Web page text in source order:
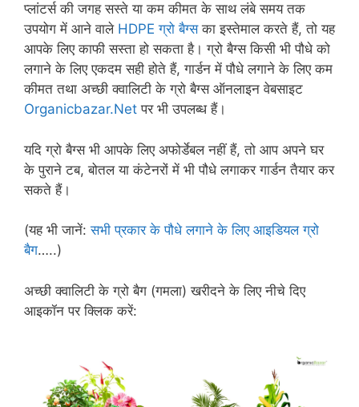
प्लांटर्स की जगह सस्ते या कम कीमत के साथ लंबे समय तक
उपयोग में आने वाले HDPE ग्रो बैग्सका इस्तेमाल करते हैं, तो यह
आपके लिए काफी सस्ता हो सकता है। ग्रो बैग्स किसी भी पौधे को
लगाने के लिए एकदम सही होते हैं, गार्डन में पौधे लगाने के लिए कम
कीमत तथा अच्छी क्वालिटी के ग्रो बैग्स ऑनलाइन वेबसाइट
Organicbazar.Net पर भी उपलब्ध हैं।
यदि ग्रो बैग्स भी आपके लिए अफोर्डेबल नहीं हैं, तो आप अपने घर
के पुराने टब, बोतल या कंटेनरों में भी पौधे लगाकर गार्डन तैयार कर
सकते हैं।
(यह भी जानें:सभी प्रकार के पौधे लगाने के लिए आइडियल ग्रो
बैग…..)
अच्छी क्वालिटी के ग्रो बैग (गमला) खरीदने के लिए नीचे दिए
आइकॉन पर क्लिक करें: